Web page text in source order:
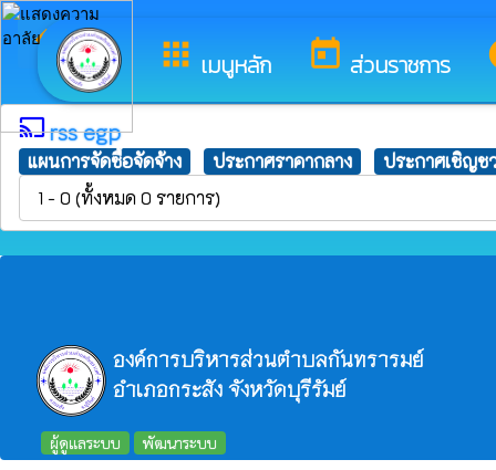
apps เมนูหลัก today ส่วนราชการ
arrow_back_iosกลับเมนูหลัก ยิน
castrss egp
แผนการจัดซื้อจัดจ้าง ประกาศราคากลาง
ประกาศเชิญช
1 - 0 (ทั้งหมด 0 รายการ)
องค์การบริหารส่วนตำบลกันทรารมย์
อำเภอกระสัง จังหวัดบุรีรัมย์
ผู้ดูแลระบบ พัฒนาระบบ